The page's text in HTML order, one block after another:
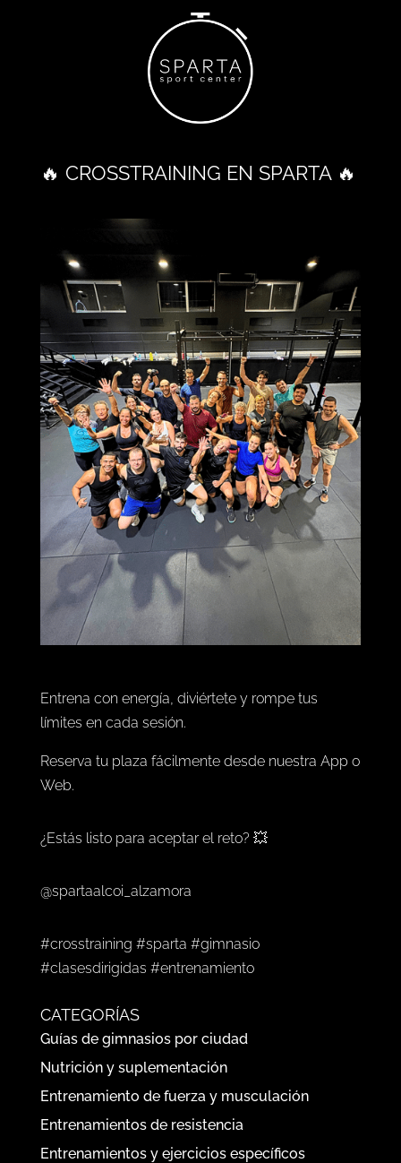
🔥 CROSSTRAINING EN SPARTA 🔥
Entrena con energía, diviértete y rompe tus
límites en cada sesión.
Reserva tu plaza fácilmente desde nuestra App o
Web.
¿Estás listo para aceptar el reto? 💥
@spartaalcoi_alzamora
#crosstraining #sparta #gimnasio
#clasesdirigidas #entrenamiento
CATEGORÍAS
Guías de gimnasios por ciudad
Nutrición y suplementación
Entrenamiento de fuerza y musculación
Entrenamientos de resistencia
Entrenamientos y ejercicios específicos